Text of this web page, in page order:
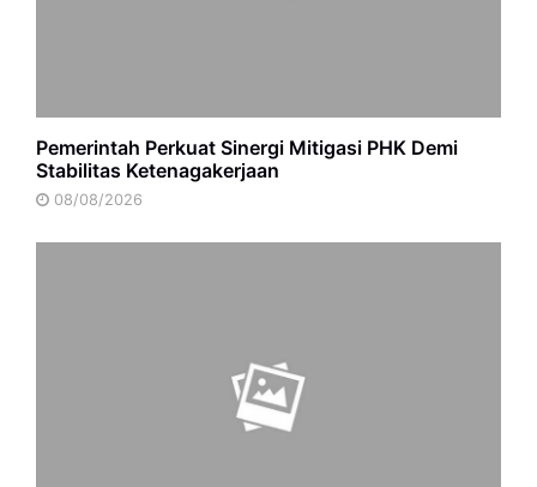
Pemerintah Perkuat Sinergi Mitigasi PHK Demi
Stabilitas Ketenagakerjaan
08/08/2026